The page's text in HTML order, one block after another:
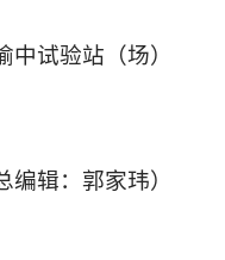
试验站（场）
辑：郭家玮）